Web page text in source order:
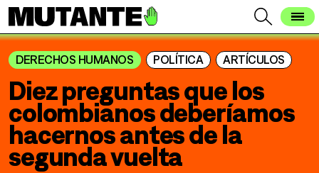
DERECHOS HUMANOS POLÍTICA ARTÍCULOS
Diez preguntas que los
colombianos deberíamos
hacernos antes de la
segunda vuelta